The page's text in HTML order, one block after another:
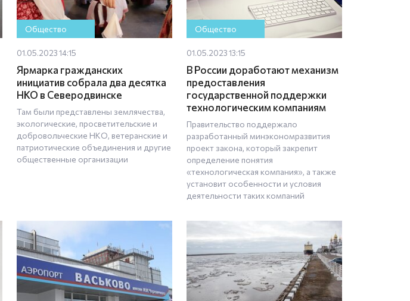
Общество
01.05.2023 14:15
Ярмарка гражданских
инициатив собрала два десятка
НКО в Северодвинске
Там были представлены землячества,
экологические, просветительские и
добровольческие НКО, ветеранские и
патриотические объединения и другие
общественные организации
Общество
01.05.2023 13:15
В России доработают механизм
предоставления
государственной поддержки
технологическим компаниям
Правительство поддержало
разработанный минэкономразвития
проект закона, который закрепит
определение понятия
«технологическая компания», а также
установит особенности и условия
деятельности таких компаний